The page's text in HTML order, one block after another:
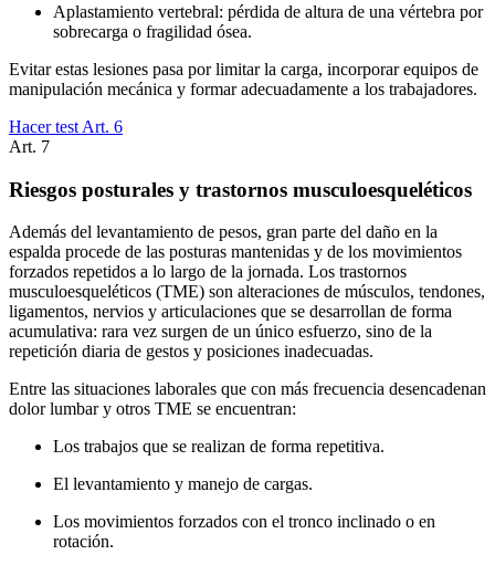
Aplastamiento vertebral: pérdida de altura de una vértebra por
sobrecarga o fragilidad ósea.
Evitar estas lesiones pasa por limitar la carga, incorporar equipos de
manipulación mecánica y formar adecuadamente a los trabajadores.
Hacer test Art. 6
Art. 7
Riesgos posturales y trastornos musculoesqueléticos
Además del levantamiento de pesos, gran parte del daño en la
espalda procede de las posturas mantenidas y de los movimientos
forzados repetidos a lo largo de la jornada. Los trastornos
musculoesqueléticos (TME) son alteraciones de músculos, tendones,
ligamentos, nervios y articulaciones que se desarrollan de forma
acumulativa: rara vez surgen de un único esfuerzo, sino de la
repetición diaria de gestos y posiciones inadecuadas.
Entre las situaciones laborales que con más frecuencia desencadenan
dolor lumbar y otros TME se encuentran:
Los trabajos que se realizan de forma repetitiva.
El levantamiento y manejo de cargas.
Los movimientos forzados con el tronco inclinado o en
rotación.